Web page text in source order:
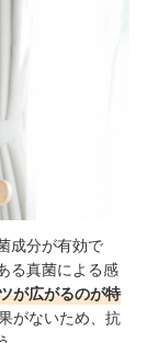
成分が有効で
る真菌による感
が広がるのが特
がないため、抗